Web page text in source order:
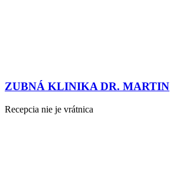
ZUBNÁ KLINIKA DR. MARTIN
Recepcia nie je vrátnica